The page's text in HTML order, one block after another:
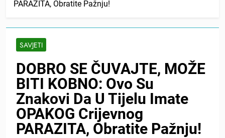
PARAZITA, Obratite Pažnju!
SAVJETI
DOBRO SE ČUVAJTE, MOŽE
BITI KOBNO: Ovo Su
Znakovi Da U Tijelu Imate
OPAKOG Crijevnog
PARAZITA, Obratite Pažnju!